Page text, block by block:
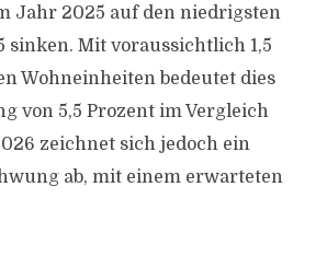
Jahr 2025 auf den niedrigsten
sinken. Mit voraussichtlich 1,5
Wohneinheiten bedeutet dies
von 5,5 Prozent im Vergleich
zeichnet sich jedoch ein
ab, mit einem erwarteten